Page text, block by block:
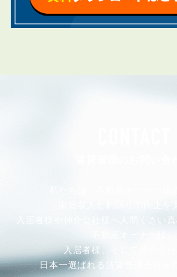
入居者様や仲介会社様へ人間くさい
入居者様、そして仲介会社
日本一選ばれる賃貸管理会社を